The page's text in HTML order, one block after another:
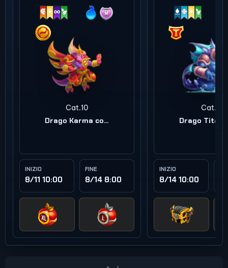
Cat.10
Drago Karma coraggioso
INIZIO
8/11 10:00
FINE
8/14 8:00
Cat.9
INIZIO
8/14 10:00